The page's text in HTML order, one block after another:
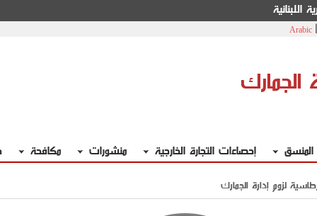
اللبنانية
Arabic
الجمارك
المنسق إحصاءات التجارة الخارجية منشورات مكافحة
لزوم إدارة الجمارك